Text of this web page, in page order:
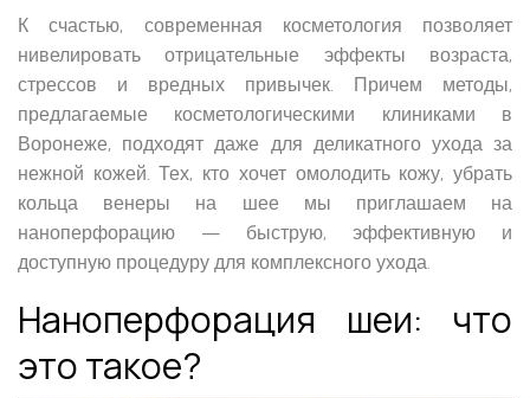
К счастью, современная косметология позволяет
нивелировать отрицательные эффекты возраста,
стрессов и вредных привычек. Причем методы,
предлагаемые косметологическими клиниками в
Воронеже, подходят даже для деликатного ухода за
нежной кожей. Тех, кто хочет омолодить кожу, убрать
кольца венеры на шее мы приглашаем на
наноперфорацию — быструю, эффективную и
доступную процедуру для комплексного ухода.
Наноперфорация шеи: что
это такое?